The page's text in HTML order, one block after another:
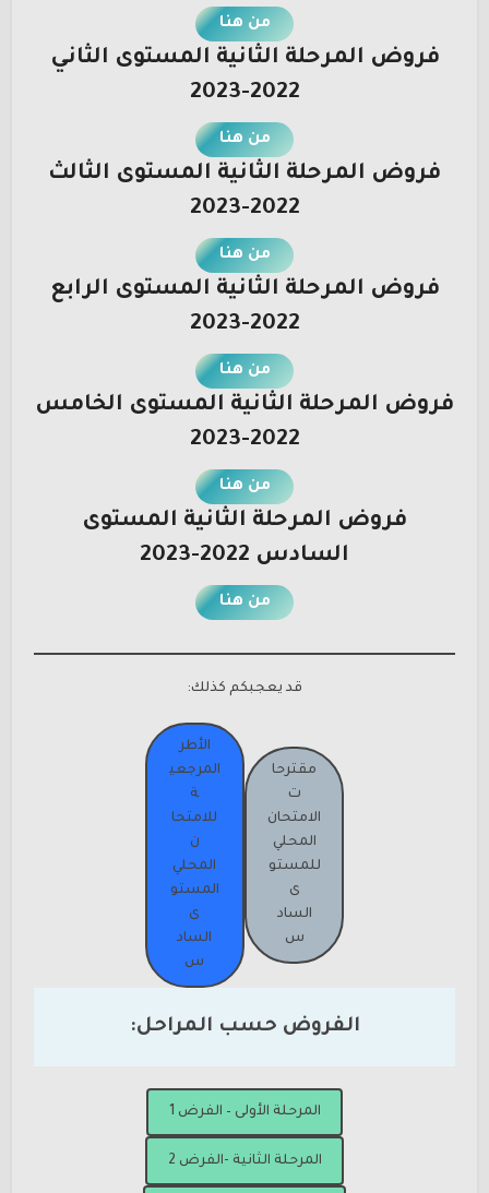
من هنا
فروض المرحلة الثانية المستوى الثاني
2022-2023
من هنا
فروض المرحلة الثانية المستوى الثالث
2022-2023
من هنا
فروض المرحلة الثانية المستوى الرابع
2022-2023
من هنا
فروض المرحلة الثانية المستوى الخامس
2022-2023
من هنا
فروض المرحلة الثانية المستوى
السادس 2022-2023
من هنا
قد يعجبكم كذلك:
مقترحا
ت
الامتحان
المحلي
للمستو
ى
الساد
س
الأطر
المرجعي
ة
للامتحا
ن
المحلي
المستو
ى
الساد
س
الفروض حسب المراحل:
المرحلة الأولى – الفرض 1
المرحلة الثانية -الفرض 2